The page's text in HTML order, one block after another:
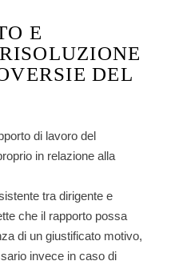
E
DEL
di lavoro del
in relazione alla
tra dirigente e
che il rapporto possa
di un giustificato motivo,
invece in caso di